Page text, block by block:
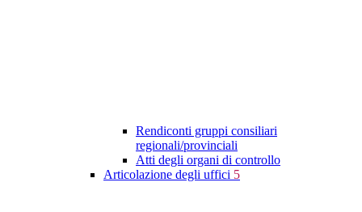
Rendiconti gruppi consiliari
regionali/provinciali
Atti degli organi di controllo
Articolazione degli uffici 5